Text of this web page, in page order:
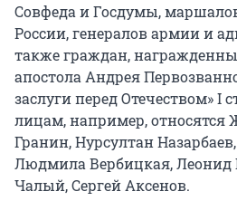
Совфеда и Госдумы,
России, генералов армии и
также граждан,
апостола Андрея
заслуги перед Отечеством» I
лицам, например,
Гранин, Нурсултан
Людмила Вербицкая, Леонид
Чалый, Сергей Аксенов.